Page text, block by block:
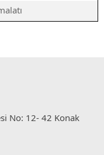
No: 12- 42 Konak